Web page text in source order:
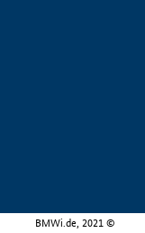
BMWi.de, 2021 ©